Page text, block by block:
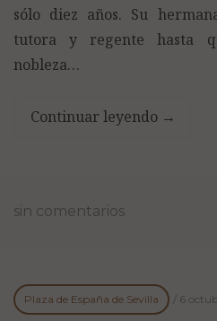
sólo diez años. Su
tutora y regente hasta
nobleza…
Continuar leyendo →
sin comentarios
Plaza de España de Sevilla / 6